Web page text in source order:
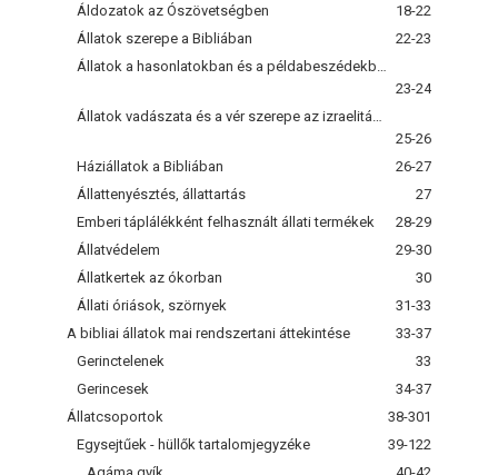
Áldozatok az Ószövetségben
18-22
Állatok szerepe a Bibliában
22-23
23-24
25-26
Háziállatok a Bibliában
26-27
Állattenyésztés, állattartás
27
Emberi táplálékként felhasznált állati termékek
28-29
Állatvédelem
29-30
Állatkertek az ókorban
30
Állati óriások, szörnyek
31-33
A bibliai állatok mai rendszertani áttekintése
33-37
Gerinctelenek
33
Gerincesek
34-37
Állatcsoportok
38-301
Egysejtűek - hüllők tartalomjegyzéke
39-122